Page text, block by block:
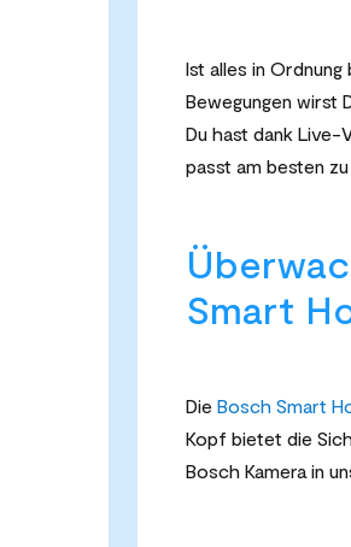
Ist alles in Ordnung
Bewegungen wirst
Du hast dank Live-
passt am besten
Smart
Die Bosch Smart
Kopf bietet die
Bosch Kamera in